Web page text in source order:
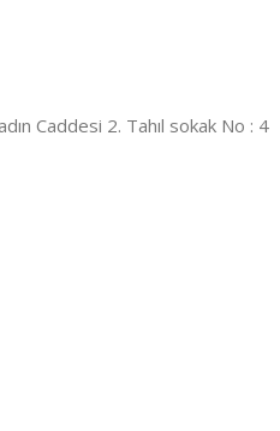
Caddesi 2. Tahıl sokak No : 4